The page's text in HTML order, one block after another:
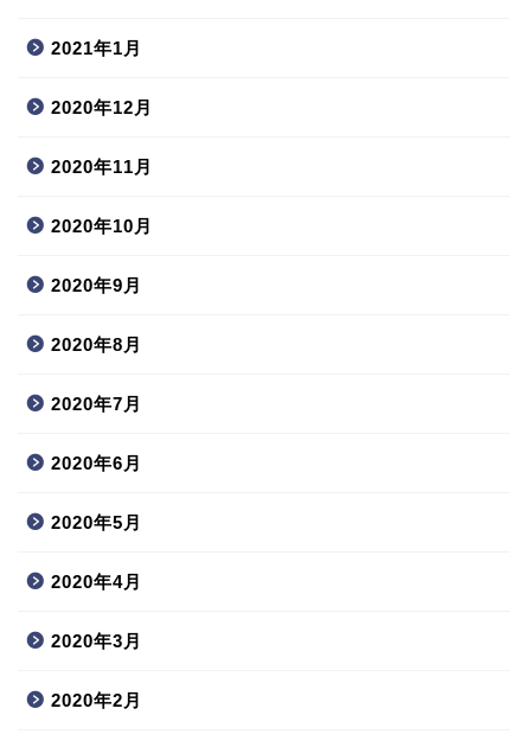
2021年1月
2020年12月
2020年11月
2020年10月
2020年9月
2020年8月
2020年7月
2020年6月
2020年5月
2020年4月
2020年3月
2020年2月